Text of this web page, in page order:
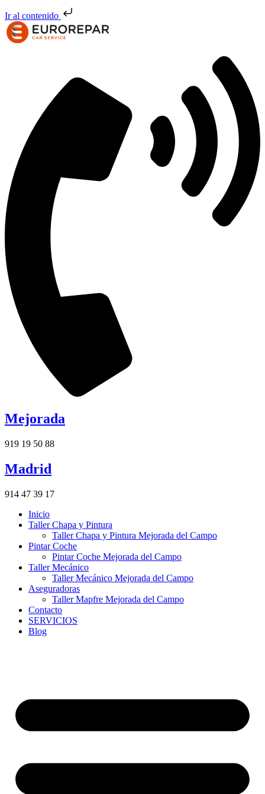
Ir al contenido
Mejorada
919 19 50 88
Madrid
914 47 39 17
Inicio
Taller Chapa y Pintura
Taller Chapa y Pintura Mejorada del Campo
Pintar Coche
Pintar Coche Mejorada del Campo
Taller Mecánico
Taller Mecánico Mejorada del Campo
Aseguradoras
Taller Mapfre Mejorada del Campo
Contacto
SERVICIOS
Blog